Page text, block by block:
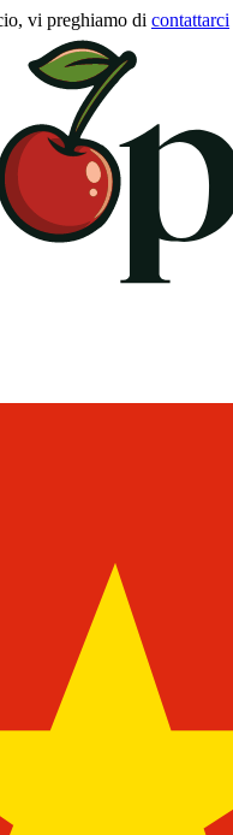
vi preghiamo di contattarci